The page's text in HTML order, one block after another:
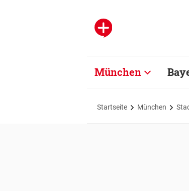
München
Startseite München